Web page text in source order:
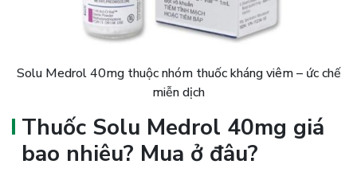
Solu Medrol 40mg thuộc nhóm thuốc kháng viêm – ức chế
miễn dịch
Thuốc Solu Medrol 40mg giá
bao nhiêu? Mua ở đâu?